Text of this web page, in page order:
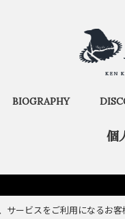
BIOGRAPHY
個
サービスをご利用になるお